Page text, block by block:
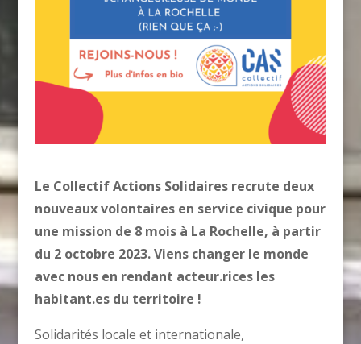
Le Collectif Actions Solidaires recrute deux
nouveauxvolontaires en service civique pour
une mission de 8 mois à La Rochelle, à partir
du 2 octobre 2023.Viens changer le monde
avec nous en rendant acteur.rices les
habitant.es du territoire !
Solidarités locale et internationale,